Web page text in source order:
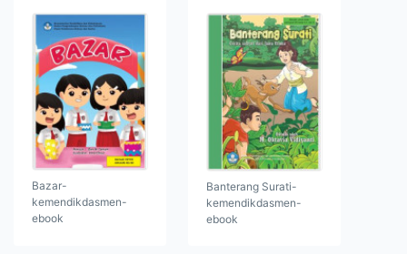
Bazar-
kemendikdasmen-
ebook
Banterang Surati-
kemendikdasmen-
ebook